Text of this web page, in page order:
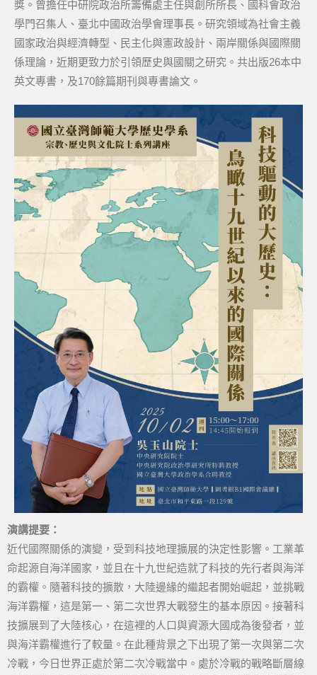
獎。曾擔任中研院政治所籌備處主任與創所所長、國科會政治
學門召集人、臺北中國政治學會理事長。研究領域為社會主義
國家政治與經濟轉型、民主化與憲政設計、兩岸關係與國際關
係理論，近期更致力於引領歷史與國關之研究。共出版26本中
英文專書，及170餘篇期刊與專書論文。
演講提要：
近代國際關係的演變，受到科技地理擴展的決定性影響。工業革
命起源自海洋國家，並且在十九世紀造就了科技的先行者與海洋
的霸權。隨著科技的擴散，大陸邊緣的繼起者開始崛起，並挑戰
海洋霸權，這是第一、第二次世界大戰發生的基本原因。接著科
技擴展到了大陸核心，在這裡的人口與資源大國成為後發者，並
與海洋霸權進行了較量。在此種背景之下出現了第一次與第二次
冷戰，今日世界正處於第二次冷戰當中。處於冷戰的戰略斷層線